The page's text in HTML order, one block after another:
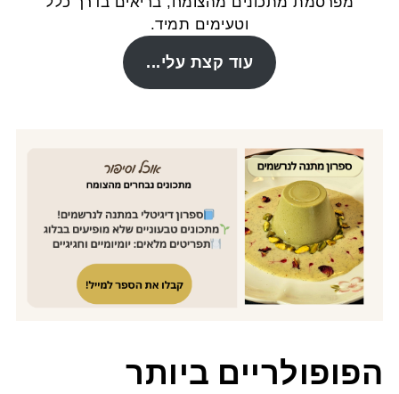
וטעימים תמיד.
עוד קצת עלי...
הפופולריים ביותר